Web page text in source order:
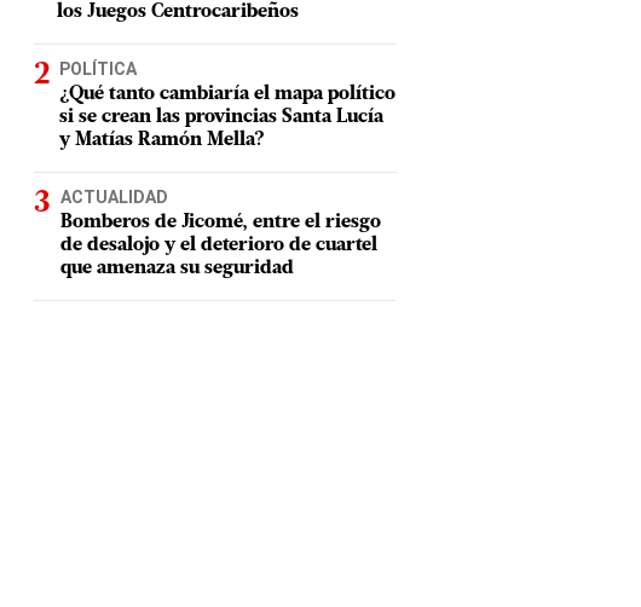
los Juegos Centrocaribeños
POLÍTICA
¿Qué tanto cambiaría el mapa político
si se crean las provincias Santa Lucía
y Matías Ramón Mella?
ACTUALIDAD
Bomberos de Jicomé, entre el riesgo
de desalojo y el deterioro de cuartel
que amenaza su seguridad